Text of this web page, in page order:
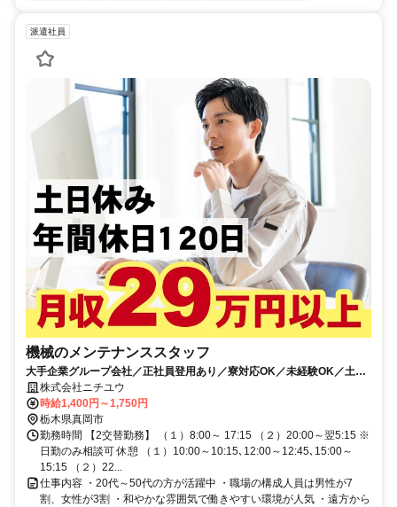
派遣社員
機械のメンテナンススタッフ
大手企業グループ会社／正社員登用あり／寮対応OK／未経験OK／土日
休み／幅広い年代の方が活躍中
株式会社ニチユウ
時給1,400円～1,750円
栃木県真岡市
勤務時間 【2交替勤務】 （１）8:00～ 17:15 （２）20:00～翌5:15 ※
日勤のみ相談可 休憩 （１）10:00～10:15､12:00～12:45､15:00～
15:15 （２）22...
仕事内容 ・20代～50代の方が活躍中 ・職場の構成人員は男性が7
割、女性が3割 ・和やかな雰囲気で働きやすい環境が人気 ・遠方から